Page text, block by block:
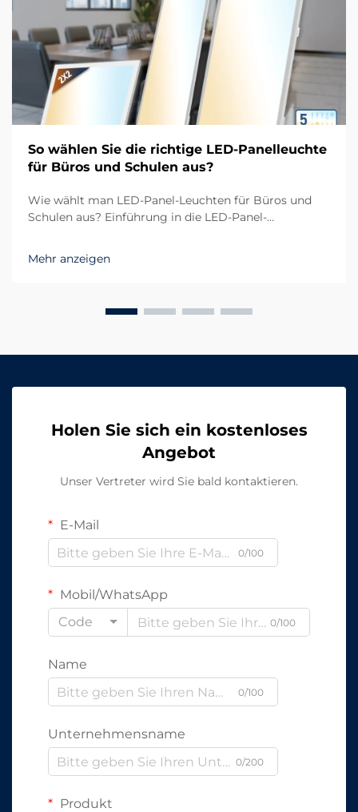
So wählen Sie die richtige LED-Panelleuchte
für Büros und Schulen aus?
Wie wählt man LED-Panel-Leuchten für Büros und
Schulen aus? Einführung in die LED-Panel-
und Lernumgebungen ist die Nachfrage nach
effizienter und komfortabler Beleuchtung
Mehr anzeigen
Holen Sie sich ein kostenloses
Angebot
Unser Vertreter wird Sie bald kontaktieren.
E-Mail
0/100
Mobil/WhatsApp
Code
0/100
Name
0/100
Unternehmensname
0/200
Produkt